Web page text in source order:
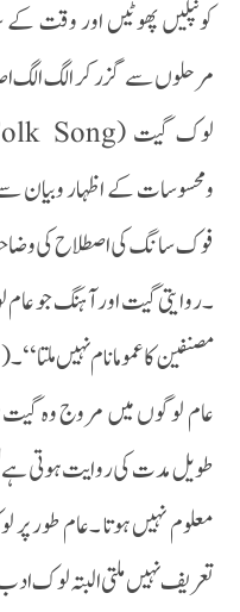
کونپلیں پھوٹیں اور وقت
مرحلوں سے گزر کر الگ الگ
ومحسوسات کے اظہار وبیان سے
فوک سانگ کی اصطلاح کی
۔روایتی گیت اور آہنگ جو
عام لوگوں میں مروج وہ
طویل مدت کی روایت ہوتی ہے
معلوم نہیں ہوتا ۔عام طور
تعریف نہیں ملتی البتہ لوک